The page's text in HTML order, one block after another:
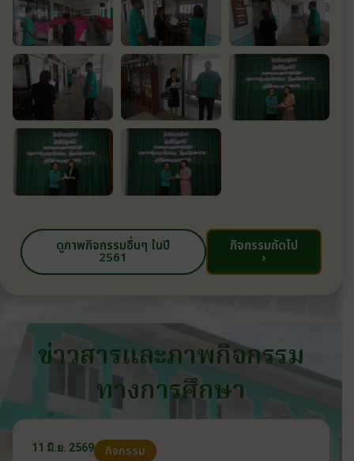
ดูภาพกิจกรรมอื่นๆ ในปี
2561
กิจกรรมถัดไป
›
ข่าวสารและภาพกิจกรรม
ทางการศึกษา
11 มิ.ย. 2569 กิจกรรม